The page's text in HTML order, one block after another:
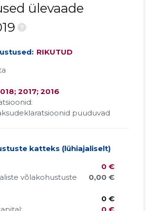
ülevaade
?
RIKUTUD
2017; 2016
puuduvad
katteks (lühiajaliselt)
0 €
võlakohustuste
0,00 €
0 €